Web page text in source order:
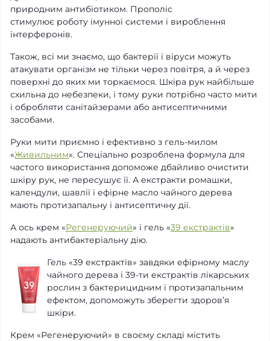
природним антибіотиком. Прополіс
стимулює роботу імунної системи і вироблення
інтерферонів.
Також, всі ми знаємо, що бактерії і віруси можуть
атакувати організм не тільки через повітря, а й через
поверхні до яких ми торкаємося. Шкіра рук найбільше
схильна до небезпеки, і тому руки потрібно часто мити
і обробляти санітайзерами або антисептичними
засобами.
Руки мити приємно і ефективно з гель-милом
«Живильним». Спеціально розроблена формула для
частого використання допоможе дбайливо очистити
шкіру рук, не пересушує її. А екстракти ромашки,
календули, шавлії і ефірне масло чайного дерева
мають протизапальну і антисептичну дії.
А ось крем «Регенеруючий» і гель «39 екстрактів»
надають антибактеріальну дію.
Гель «39 екстрактів» завдяки ефірному маслу
чайного дерева і 39-ти екстрактів лікарських
рослин з бактерицидним і протизапальним
ефектом, допоможуть зберегти здоров’я
шкіри.
Крем «Регенеруючий» в своєму складі містить